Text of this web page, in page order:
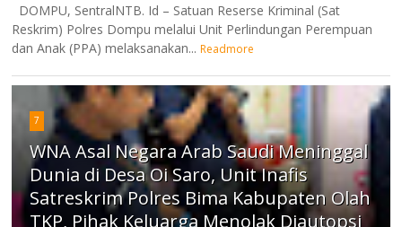
DOMPU, SentralNTB. Id – Satuan Reserse Kriminal (Sat
Reskrim) Polres Dompu melalui Unit Perlindungan Perempuan
dan Anak (PPA) melaksanakan... Readmore
7
WNA Asal Negara Arab Saudi Meninggal
Dunia di Desa Oi Saro, Unit Inafis
Satreskrim Polres Bima Kabupaten Olah
TKP, Pihak Keluarga Menolak Diautopsi